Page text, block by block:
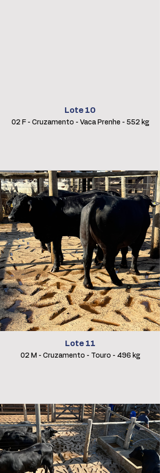
Lote 10
02 F - Cruzamento - Vaca Prenhe - 552 kg
Lote 11
02 M - Cruzamento - Touro - 496 kg